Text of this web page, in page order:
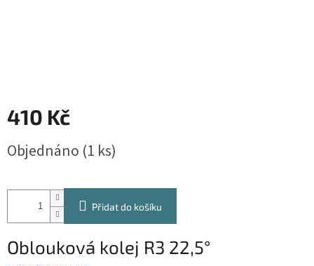
410 Kč
cena:
Objednáno (1 ks)
Přidat do košíku
Oblouková kolej R3 22,5°